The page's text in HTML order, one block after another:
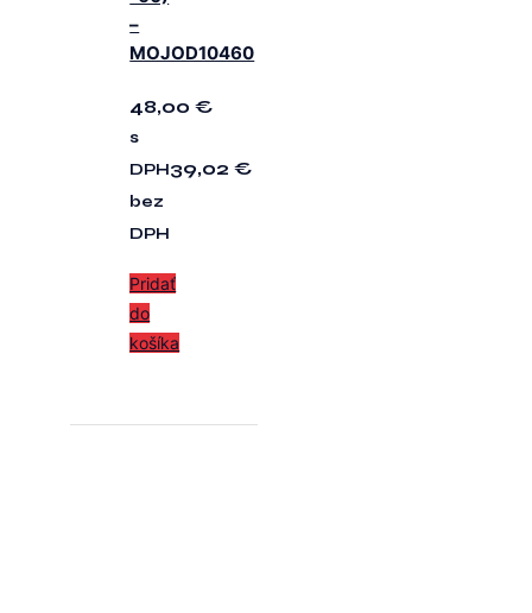
–
MOJOD10460
48,00€
s
DPH39,02€
bez
DPH
Pridať
do
košíka